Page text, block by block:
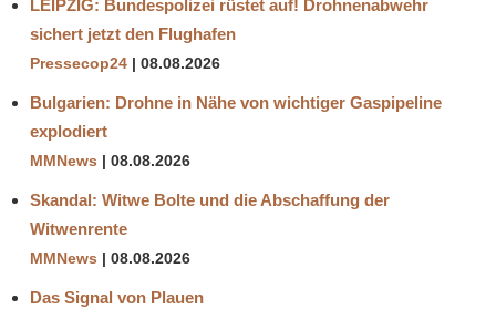
LEIPZIG: Bundespolizei rüstet auf! Drohnenabwehr
sichert jetzt den Flughafen
Pressecop24 08.08.2026
Bulgarien: Drohne in Nähe von wichtiger Gaspipeline
explodiert
MMNews 08.08.2026
Skandal: Witwe Bolte und die Abschaffung der
Witwenrente
MMNews 08.08.2026
Das Signal von Plauen